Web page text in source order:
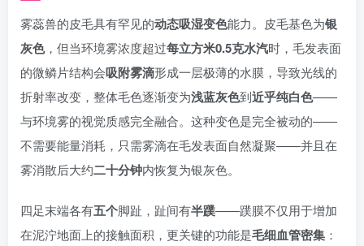
雾蕊兽的皮毛具有罕见的动态吸湿变色能力。皮毛基色为银
灰色，但当环境雾浓度超过每立方米0.5克水汽时，毛发表面
的微鳞片结构会吸附雾滴形成一层极薄的水膜，导致光线的
折射率改变，整体毛色逐渐变为浅蓝灰色到近乎纯白色——
与环境雾的视觉质感完全融合。这种变色是完全被动的——
不需要能量消耗，只需雾滴在毛发表面自然凝聚——并且在
雾消散后大约二十分钟内恢复为银灰色。
四足末端各有五个脚趾，趾间有半蹼——蹼膜不仅用于增加
在泥泞地面上的接触面积，更关键的功能是毛细血管密集 ：